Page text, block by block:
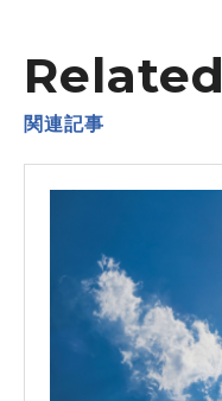
Related
関連記事